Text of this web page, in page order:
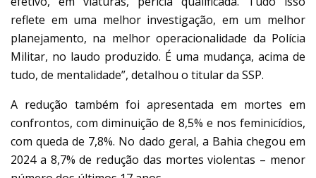
reflete em uma melhor investigação, em um melhor
planejamento, na melhor operacionalidade da Polícia
Militar, no laudo produzido. É uma mudança, acima de
tudo, de mentalidade”, detalhou o titular da SSP.
A redução também foi apresentada em mortes em
confrontos, com diminuição de 8,5% e nos feminicídios,
com queda de 7,8%. No dado geral, a Bahia chegou em
2024 a 8,7% de redução das mortes violentas – menor